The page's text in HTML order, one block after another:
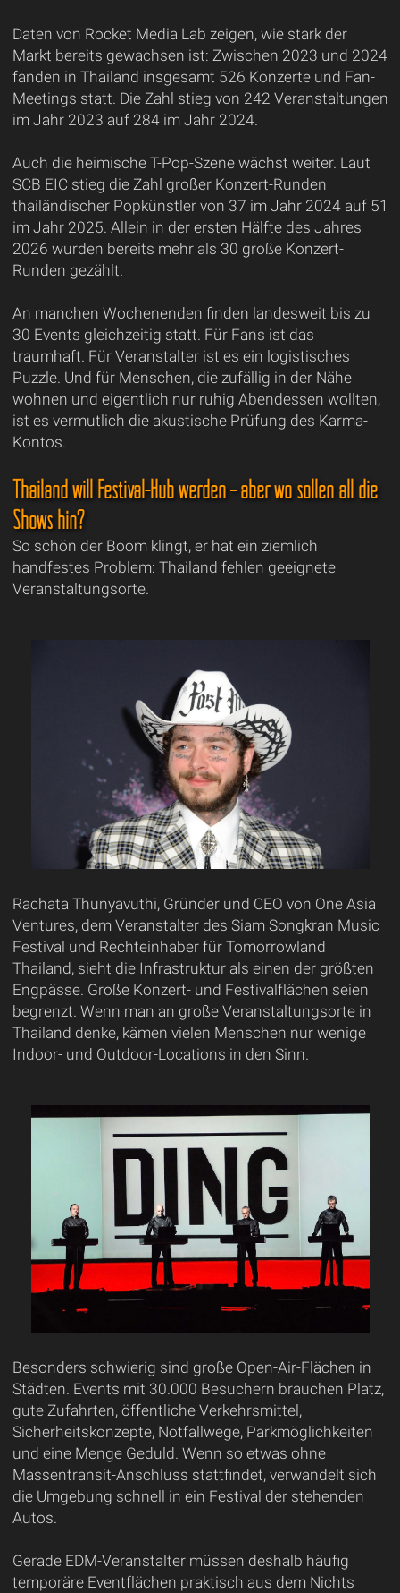
Daten von Rocket Media Lab zeigen, wie stark der
Markt bereits gewachsen ist: Zwischen 2023 und 2024
fanden in Thailand insgesamt 526 Konzerte und Fan-
Meetings statt. Die Zahl stieg von 242 Veranstaltungen
im Jahr 2023 auf 284 im Jahr 2024.
Auch die heimische T-Pop-Szene wächst weiter. Laut
SCB EIC stieg die Zahl großer Konzert-Runden
thailändischer Popkünstler von 37 im Jahr 2024 auf 51
im Jahr 2025. Allein in der ersten Hälfte des Jahres
2026 wurden bereits mehr als 30 große Konzert-
Runden gezählt.
An manchen Wochenenden finden landesweit bis zu
30 Events gleichzeitig statt. Für Fans ist das
traumhaft. Für Veranstalter ist es ein logistisches
Puzzle. Und für Menschen, die zufällig in der Nähe
wohnen und eigentlich nur ruhig Abendessen wollten,
ist es vermutlich die akustische Prüfung des Karma-
Kontos.
Thailand will Festival-Hub werden – aber wo sollen all die
Shows hin?
So schön der Boom klingt, er hat ein ziemlich
handfestes Problem: Thailand fehlen geeignete
Veranstaltungsorte.
Rachata Thunyavuthi, Gründer und CEO von One Asia
Ventures, dem Veranstalter des Siam Songkran Music
Festival und Rechteinhaber für Tomorrowland
Thailand, sieht die Infrastruktur als einen der größten
Engpässe. Große Konzert- und Festivalflächen seien
begrenzt. Wenn man an große Veranstaltungsorte in
Thailand denke, kämen vielen Menschen nur wenige
Indoor- und Outdoor-Locations in den Sinn.
Besonders schwierig sind große Open-Air-Flächen in
Städten. Events mit 30.000 Besuchern brauchen Platz,
gute Zufahrten, öffentliche Verkehrsmittel,
Sicherheitskonzepte, Notfallwege, Parkmöglichkeiten
und eine Menge Geduld. Wenn so etwas ohne
Massentransit-Anschluss stattfindet, verwandelt sich
die Umgebung schnell in ein Festival der stehenden
Autos.
Gerade EDM-Veranstalter müssen deshalb häufig
temporäre Eventflächen praktisch aus dem Nichts